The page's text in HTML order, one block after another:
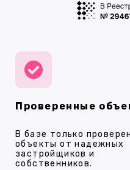
Проверенные
В базе только
объекты от надежных
застройщиков и
собственников.